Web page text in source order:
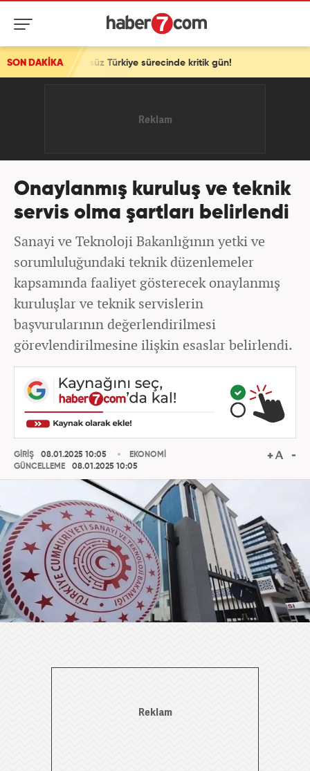
SON DAKİKATürkiye sürecinde kritik gün!
Onaylanmış kuruluş ve teknik
servis olma şartları belirlendi
Sanayi ve Teknoloji Bakanlığının yetki ve
sorumluluğundaki teknik düzenlemeler
kapsamında faaliyet gösterecek onaylanmış
kuruluşlar ve teknik servislerin
başvurularının değerlendirilmesi
görevlendirilmesine ilişkin esaslar belirlendi.
GİRİŞ
08.01.2025 10:05
GÜNCELLEME
08.01.2025 10:05
EKONOMİ